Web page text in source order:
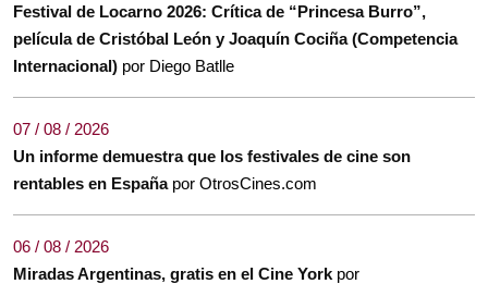
Festival de Locarno 2026: Crítica de “Princesa Burro”,
película de Cristóbal León y Joaquín Cociña (Competencia
Internacional) por Diego Batlle
07 / 08 / 2026
Un informe demuestra que los festivales de cine son
rentables en España por OtrosCines.com
06 / 08 / 2026
Miradas Argentinas, gratis en el Cine York por